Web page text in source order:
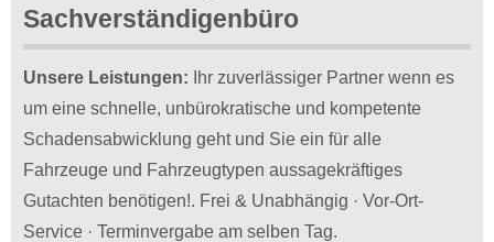
Sachverständigenbüro
Unsere Leistungen: Ihr zuverlässiger Partner wenn es
um eine schnelle, unbürokratische und kompetente
Schadensabwicklung geht und Sie ein für alle
Fahrzeuge und Fahrzeugtypen aussagekräftiges
Gutachten benötigen!. Frei & Unabhängig · Vor-Ort-
Service · Terminvergabe am selben Tag.